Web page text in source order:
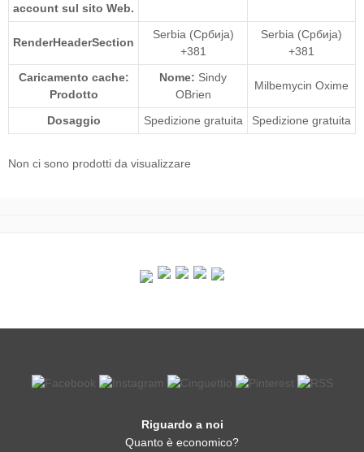
account sul sito Web.
RenderHeaderSection
Serbia (Србија)
+381
Serbia (Србија)
+381
Caricamento cache:
Prodotto
Nome: Sindy
OBrien
Milbemycin Oxime
Dosaggio Spedizione gratuita Spedizione gratuita
Non ci sono prodotti da visualizzare
Riguardo a noi
Quanto è economico?